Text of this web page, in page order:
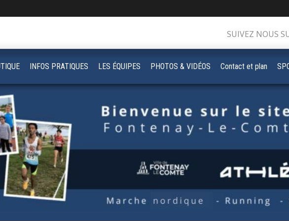
SUIVEZ NOUS
INFOS PRATIQUES LES ÉQUIPES PHOTOS & VIDÉOS Contact et plan